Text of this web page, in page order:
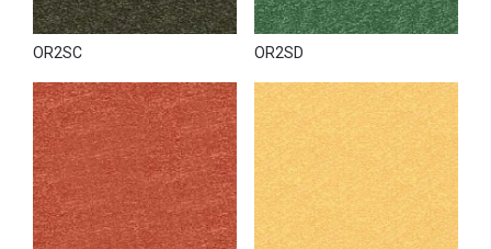
OR2SC OR2SD